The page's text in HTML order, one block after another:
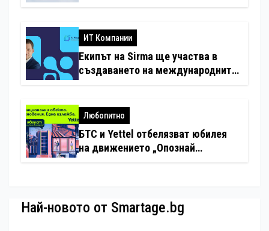
ИТ Компании
Екипът на Sirma ще участва в
създаването на международните
хотелиерството
Любопитно
БТС и Yettel отбелязват юбилея
на движението „Опознай
Най-новото от Smartage.bg